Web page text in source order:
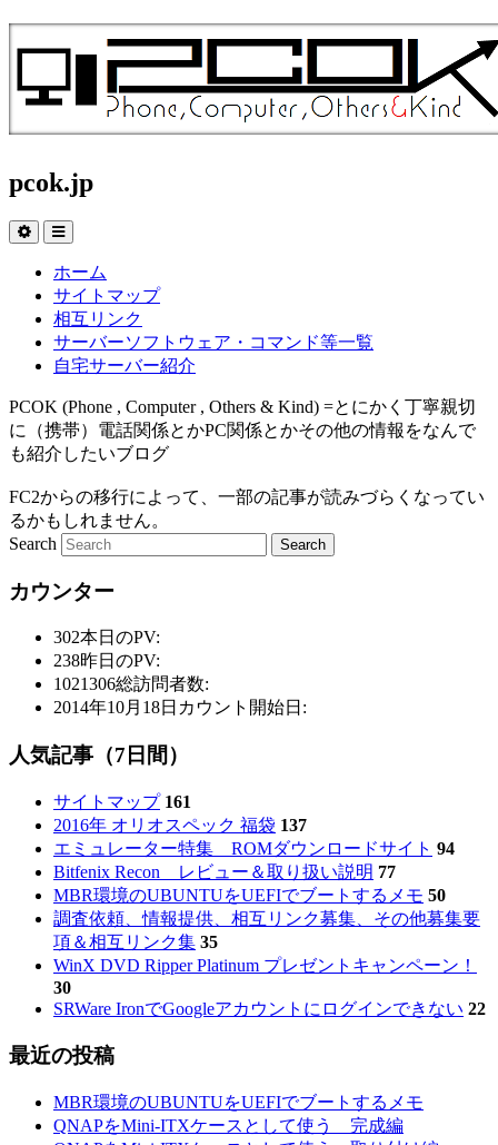
pcok.jp
ホーム
サイトマップ
相互リンク
サーバーソフトウェア・コマンド等一覧
自宅サーバー紹介
PCOK (Phone , Computer , Others & Kind) =とにかく丁寧親切
に（携帯）電話関係とかPC関係とかその他の情報をなんで
も紹介したいブログ
FC2からの移行によって、一部の記事が読みづらくなってい
るかもしれません。
Search
カウンター
302本日のPV:
238昨日のPV:
1021306総訪問者数:
2014年10月18日 カウント開始日:
人気記事（7日間）
サイトマップ 161
2016年 オリオスペック 福袋 137
エミュレーター特集 ROMダウンロードサイト 94
Bitfenix Recon レビュー＆取り扱い説明 77
MBR環境のUBUNTUをUEFIでブートするメモ 50
調査依頼、情報提供、相互リンク募集、その他募集要
項＆相互リンク集 35
WinX DVD Ripper Platinum プレゼントキャンペーン！
30
SRWare IronでGoogleアカウントにログインできない 22
最近の投稿
MBR環境のUBUNTUをUEFIでブートするメモ
QNAPをMini-ITXケースとして使う 完成編